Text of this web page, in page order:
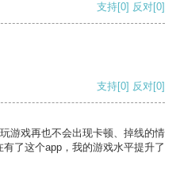
支持[0] 反对[0]
支持[0] 反对[0]
游戏再也不会出现卡顿、掉线的情
了这个app，我的游戏水平提升了